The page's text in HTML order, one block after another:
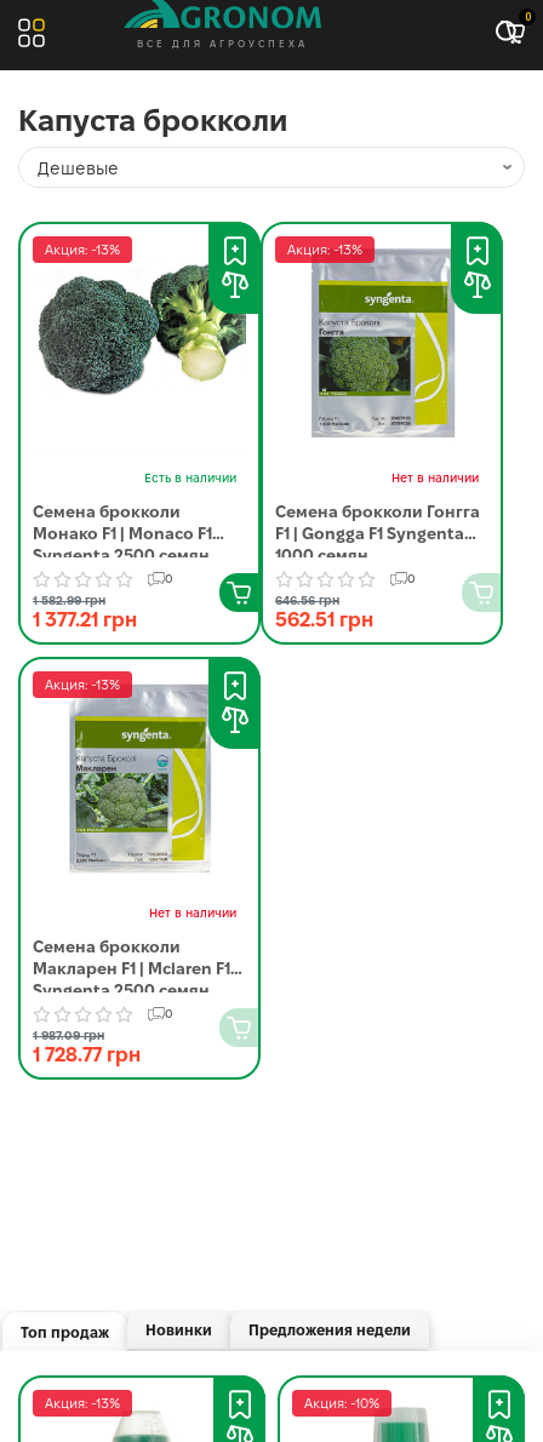
ВСЕ ДЛЯ АГРОУСПЕХА
0
Капуста брокколи
Акция: -13%
Есть в наличии
Семена брокколи
Монако F1 | Monaco F1
Syngenta 2500 семян
0
1 582.99 грн
1 377.21 грн
Акция: -13%
Нет в наличии
Семена брокколи Гонгга
F1 | Gongga F1 Syngenta
1000 семян
0
646.56 грн
562.51 грн
Акция: -13%
Нет в наличии
Семена брокколи
Макларен F1 | Mclaren F1
Syngenta 2500 семян
0
1 987.09 грн
1 728.77 грн
Топ продаж Новинки Предложения недели
Акция: -13% Акция: -10%